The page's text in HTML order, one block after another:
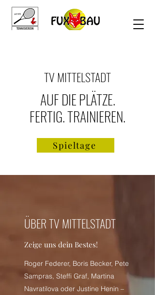
AUF DIE PLÄTZE.
FERTIG. TRAINIEREN.
TV MITTELSTADT
Spieltage
ÜBER TV MITTELSTADT
Zeige uns dein Bestes!
Roger Federer, Boris Becker, Pete
Sampras, Steffi Graf, Martina
Navratilova oder Justine Henin –